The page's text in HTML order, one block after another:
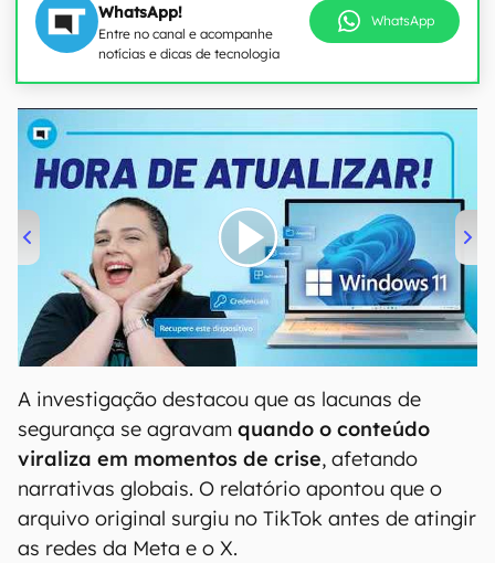
WhatsApp!
Entre no canal e acompanhe
notícias e dicas de tecnologia
WhatsApp
00:00 04:52
A investigação destacou que as lacunas de
segurança se agravam quando o conteúdo
viraliza em momentos de crise, afetando
narrativas globais. O relatório apontou que o
arquivo original surgiu no TikTok antes de atingir
as redes da Meta e o X.